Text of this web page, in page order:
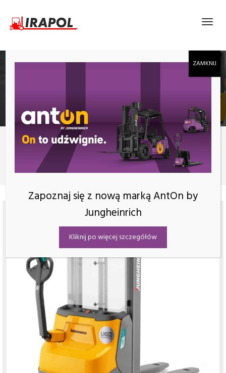
ELEKTRYCZNY WÓZEK PODNOŚNIKOWY
Produkty
Elektryczny wózek podnośnikowy Jungheinrich EJC 010i z
podwójnym masztem teleskopowym
Zapoznaj się z nową marką AntOn by
Jungheinrich
Kliknij po więcej szczegółów